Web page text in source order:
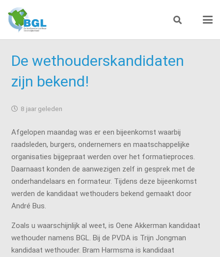
De wethouderskandidaten
zijn bekend!
8 jaar geleden
Afgelopen maandag was er een bijeenkomst waarbij
raadsleden, burgers, ondernemers en maatschappelijke
organisaties bijgepraat werden over het formatieproces.
Daarnaast konden de aanwezigen zelf in gesprek met de
onderhandelaars en formateur. Tijdens deze bijeenkomst
werden de kandidaat wethouders bekend gemaakt door
André Bus.
Zoals u waarschijnlijk al weet, is Oene Akkerman kandidaat
wethouder namens BGL. Bij de PVDA is Trijn Jongman
kandidaat wethouder. Bram Harmsma is kandidaat